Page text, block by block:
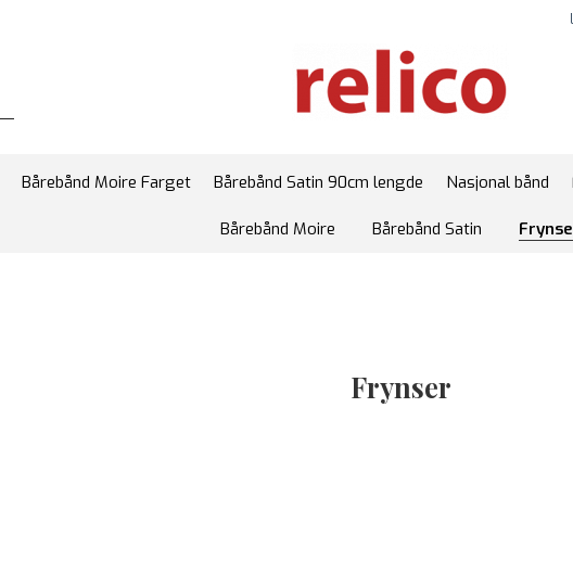
Bårebånd Moire Farget Bårebånd Satin 90cm lengde Nasjonal bånd
Bårebånd Moire Bårebånd Satin
Frynser